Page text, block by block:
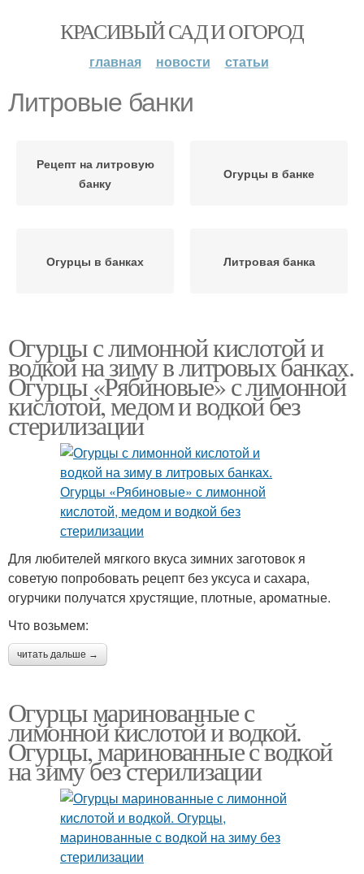
КРАСИВЫЙ САД И ОГОРОД
главная новости статьи
Литровые банки
Рецепт на литровую
банку
Огурцы в банке
Огурцы в банках Литровая банка
Огурцы с лимонной кислотой и
водкой на зиму в литровых банках.
Огурцы «Рябиновые» с лимонной
кислотой, медом и водкой без
стерилизации
Для любителей мягкого вкуса зимних заготовок я
советую попробовать рецепт без уксуса и сахара,
огурчики получатся хрустящие, плотные, ароматные.
Что возьмем:
читать дальше →
Огурцы маринованные с
лимонной кислотой и водкой.
Огурцы, маринованные с водкой
на зиму без стерилизации